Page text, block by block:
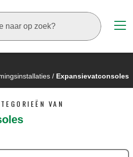
/ Expansievatconsoles
VAN